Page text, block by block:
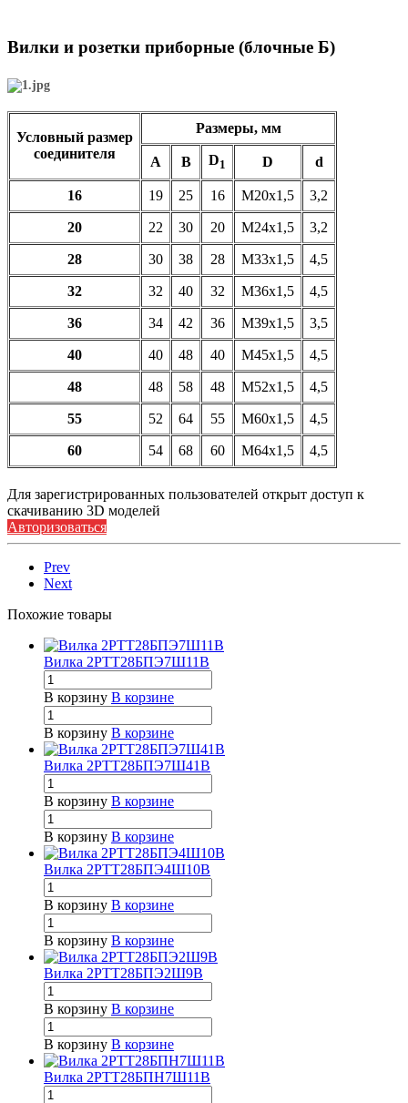
Вилки и розетки приборные (блочные Б)
Условный размер
соединителя
Размеры, мм
A B D1 D d
16 19 25 16 М20х1,5 3,2
20 22 30 20 М24х1,5 3,2
28 30 38 28 М33х1,5 4,5
32 32 40 32 М36х1,5 4,5
36 34 42 36 М39х1,5 3,5
40 40 48 40 М45х1,5 4,5
48 48 58 48 М52х1,5 4,5
55 52 64 55 М60х1,5 4,5
60 54 68 60 М64х1,5 4,5
Для зарегистрированных пользователей открыт доступ к
скачиванию 3D моделей
Авторизоваться
Prev
Next
Похожие товары
Вилка 2РТТ28БПЭ7Ш11В
В корзину В корзине
В корзину В корзине
Вилка 2РТТ28БПЭ7Ш41В
В корзину В корзине
В корзину В корзине
Вилка 2РТТ28БПЭ4Ш10В
В корзину В корзине
В корзину В корзине
Вилка 2РТТ28БПЭ2Ш9В
В корзину В корзине
В корзину В корзине
Вилка 2РТТ28БПН7Ш11В